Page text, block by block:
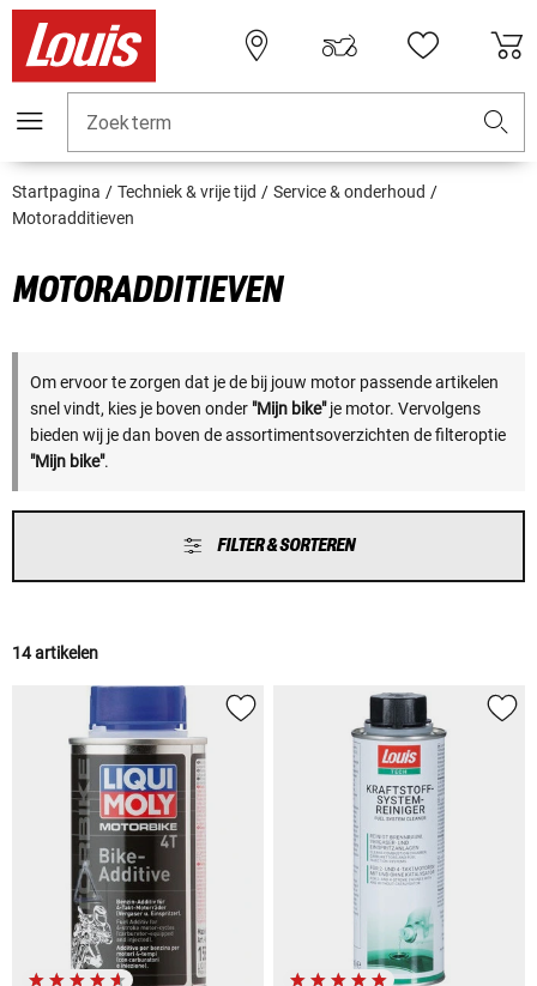
Zoekterm
Startpagina Techniek & vrije tijd
Service & onderhoud
Motoradditieven
MOTORADDITIEVEN
Om ervoor te zorgen dat je de bij jouw motor passende artikelen
snel vindt, kies je boven onder "Mijn bike"je motor. Vervolgens
bieden wij je dan boven de assortimentsoverzichten de filteroptie
"Mijn bike".
FILTER & SORTEREN
14 artikelen